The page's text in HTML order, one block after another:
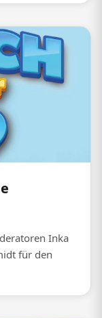
Inka
für den